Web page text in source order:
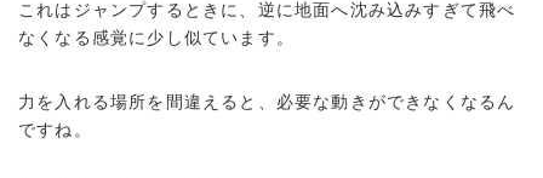
これはジャンプするときに、逆に地面へ沈み込みすぎて飛べ
なくなる感覚に少し似ています。
力を入れる場所を間違えると、必要な動きができなくなるん
ですね。